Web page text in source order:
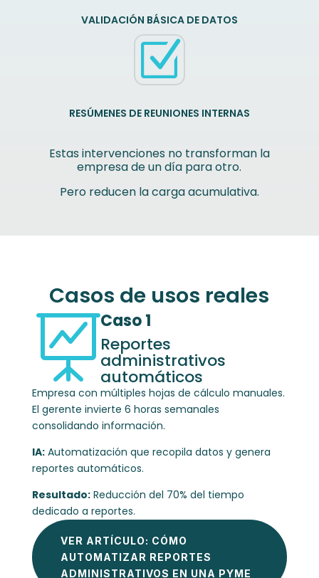
VALIDACIÓN BÁSICA DE DATOS
Z
RESÚMENES DE REUNIONES INTERNAS
Estas intervenciones no transforman la
empresa de un día para otro.
Pero reducen la carga acumulativa.
Casos de usos reales
Caso 1
Reportes
administrativos
automáticos
Empresa con múltiples hojas de cálculo manuales.
El gerente invierte 6 horas semanales
consolidando información.
IA:Automatización que recopila datos y genera
reportes automáticos.
Resultado:Reducción del 70% del tiempo
dedicado a reportes.
VER ARTÍCULO: CÓMO
AUTOMATIZAR REPORTES
ADMINISTRATIVOS EN UNA PYME